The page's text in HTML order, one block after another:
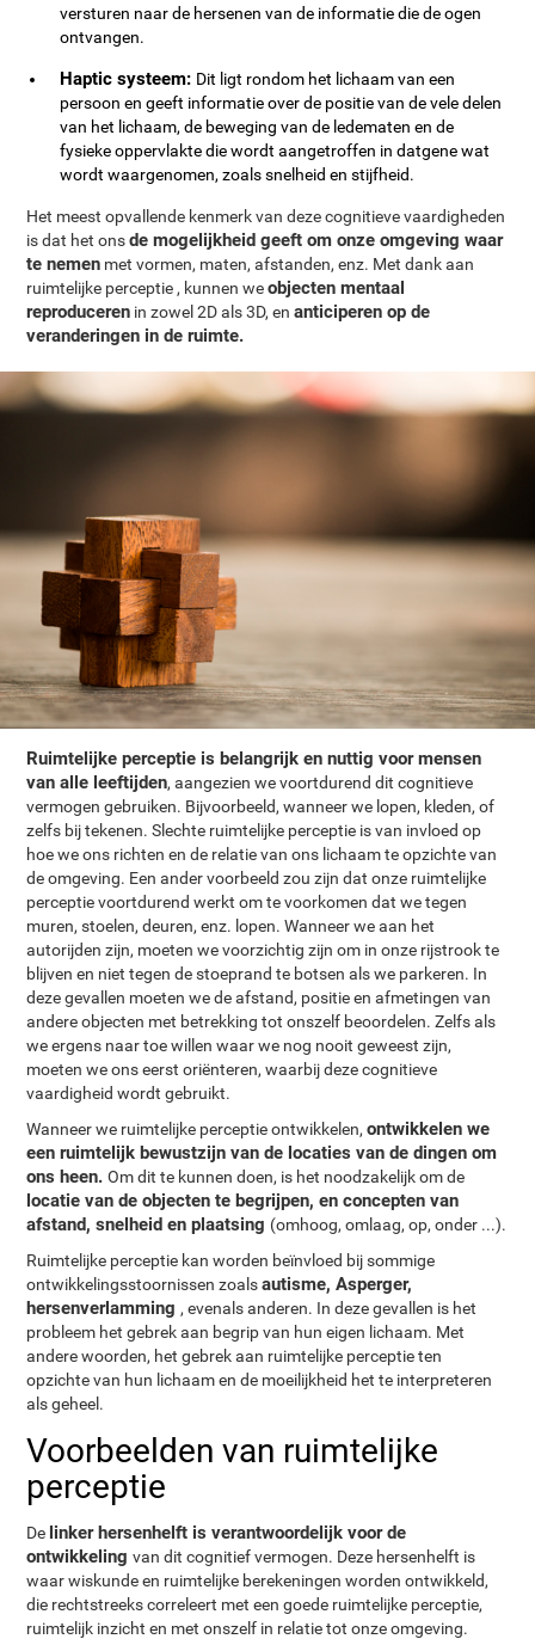
versturen naar de hersenen van de informatie die de ogen
ontvangen.
Haptic systeem: Dit ligt rondom het lichaam van een
persoon en geeft informatie over de positie van de vele delen
van het lichaam, de beweging van de ledematen en de
fysieke oppervlakte die wordt aangetroffen in datgene wat
wordt waargenomen, zoals snelheid en stijfheid.
Het meest opvallende kenmerk van deze cognitieve vaardigheden
is dat het onsde mogelijkheid geeft om onze omgeving waar
te nemen met vormen, maten, afstanden, enz. Met dank aan
ruimtelijke perceptie , kunnen weobjecten mentaal
reproduceren in zowel 2D als 3D, enanticiperen op de
veranderingen in de ruimte.
Ruimtelijke perceptie is belangrijk en nuttig voor mensen
van alle leeftijden, aangezien we voortdurend dit cognitieve
vermogen gebruiken. Bijvoorbeeld, wanneer we lopen, kleden, of
zelfs bij tekenen. Slechte ruimtelijke perceptie is van invloed op
hoe we ons richten en de relatie van ons lichaam te opzichte van
de omgeving. Een ander voorbeeld zou zijn dat onze ruimtelijke
perceptie voortdurend werkt om te voorkomen dat we tegen
muren, stoelen, deuren, enz. lopen. Wanneer we aan het
autorijden zijn, moeten we voorzichtig zijn om in onze rijstrook te
blijven en niet tegen de stoeprand te botsen als we parkeren. In
deze gevallen moeten we de afstand, positie en afmetingen van
andere objecten met betrekking tot onszelf beoordelen. Zelfs als
we ergens naar toe willen waar we nog nooit geweest zijn,
moeten we ons eerst oriënteren, waarbij deze cognitieve
vaardigheid wordt gebruikt.
Wanneer we ruimtelijke perceptie ontwikkelen,ontwikkelen we
een ruimtelijk bewustzijn van de locaties van de dingen om
ons heen.Om dit te kunnen doen, is het noodzakelijk om de
locatie van de objecten te begrijpen, en concepten van
afstand, snelheid en plaatsing (omhoog, omlaag, op, onder ...).
Ruimtelijke perceptie kan worden beïnvloed bij sommige
ontwikkelingsstoornissen zoalsautisme, Asperger,
hersenverlamming, evenals anderen. In deze gevallen is het
probleem het gebrek aan begrip van hun eigen lichaam. Met
andere woorden, het gebrek aan ruimtelijke perceptie ten
opzichte van hun lichaam en de moeilijkheid het te interpreteren
als geheel.
Voorbeelden van ruimtelijke
perceptie
De linker hersenhelft is verantwoordelijk voor de
ontwikkelingvan dit cognitief vermogen. Deze hersenhelft is
waar wiskunde en ruimtelijke berekeningen worden ontwikkeld,
die rechtstreeks correleert met een goede ruimtelijke perceptie,
ruimtelijk inzicht en met onszelf in relatie tot onze omgeving.